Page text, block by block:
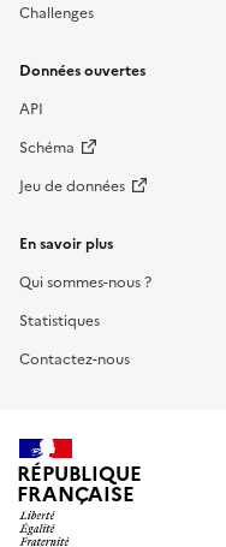
Challenges
Données ouvertes
API
Schéma
Jeu de données
En savoir plus
Qui sommes-nous ?
Statistiques
Contactez-nous
RÉPUBLIQUE
FRANÇAISE